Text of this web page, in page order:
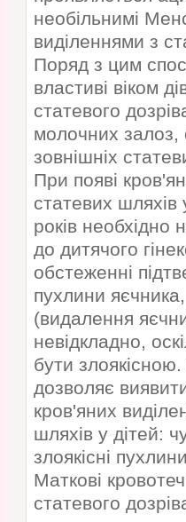
необільнимі
виділеннями з
Поряд з цим
властиві віком
статевого
молочних залоз,
зовнішніх
При появі
статевих шляхів
років необхідно
до дитячого
обстеженні
пухлини
(видалення
невідкладно,
бути
дозволяє
кров'яних
шляхів у дітей:
злоякісні
Маткові
статевого